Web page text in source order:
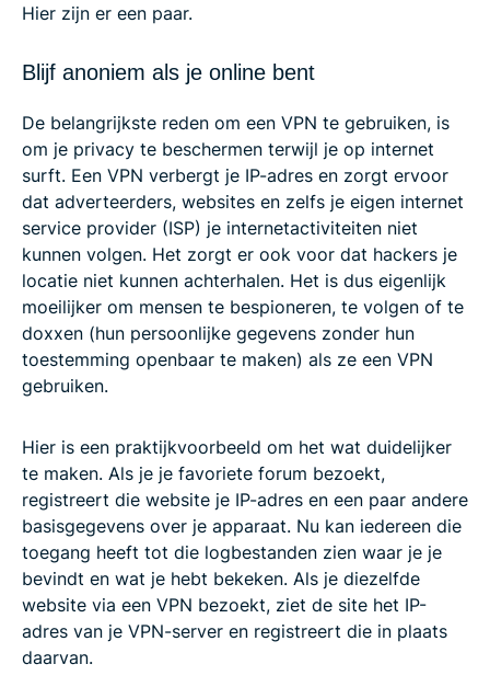
Hier zijn er een paar.
Blijf anoniem als je online bent
De belangrijkste reden om een VPN te gebruiken, is
om je privacy te beschermen terwijl je op internet
surft. Een VPN verbergt je IP-adres en zorgt ervoor
dat adverteerders, websites en zelfs je eigen internet
service provider (ISP) je internetactiviteiten niet
kunnen volgen. Het zorgt er ook voor dat hackers je
locatie niet kunnen achterhalen. Het is dus eigenlijk
moeilijker om mensen te bespioneren, te volgen of te
doxxen (hun persoonlijke gegevens zonder hun
toestemming openbaar te maken) als ze een VPN
gebruiken.
Hier is een praktijkvoorbeeld om het wat duidelijker
te maken. Als je je favoriete forum bezoekt,
registreert die website je IP-adres en een paar andere
basisgegevens over je apparaat. Nu kan iedereen die
toegang heeft tot die logbestanden zien waar je je
bevindt en wat je hebt bekeken. Als je diezelfde
website via een VPN bezoekt, ziet de site het IP-
adres van je VPN-server en registreert die in plaats
daarvan.